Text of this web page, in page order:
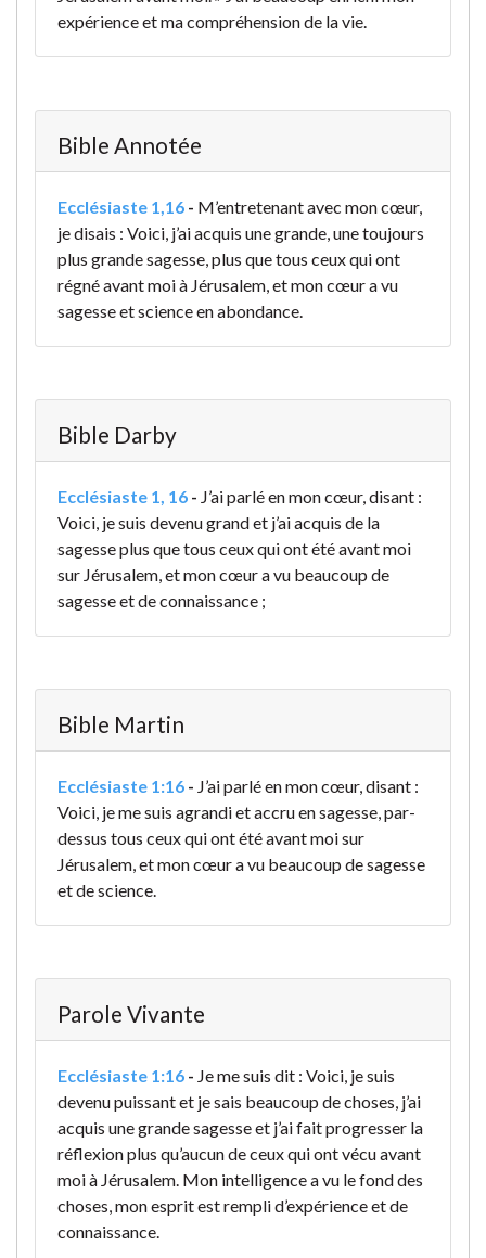
expérience et ma compréhension de la vie.
Bible Annotée
Ecclésiaste 1,16 - M’entretenant avec mon cœur,
je disais : Voici, j’ai acquis une grande, une toujours
plus grande sagesse, plus que tous ceux qui ont
régné avant moi à Jérusalem, et mon cœur a vu
sagesse et science en abondance.
Bible Darby
Ecclésiaste 1, 16 - J’ai parlé en mon cœur, disant :
Voici, je suis devenu grand et j’ai acquis de la
sagesse plus que tous ceux qui ont été avant moi
sur Jérusalem, et mon cœur a vu beaucoup de
sagesse et de connaissance ;
Bible Martin
Ecclésiaste 1:16 - J’ai parlé en mon cœur, disant :
Voici, je me suis agrandi et accru en sagesse, par-
dessus tous ceux qui ont été avant moi sur
Jérusalem, et mon cœur a vu beaucoup de sagesse
et de science.
Parole Vivante
Ecclésiaste 1:16 - Je me suis dit : Voici, je suis
devenu puissant et je sais beaucoup de choses, j’ai
acquis une grande sagesse et j’ai fait progresser la
réflexion plus qu’aucun de ceux qui ont vécu avant
moi à Jérusalem. Mon intelligence a vu le fond des
choses, mon esprit est rempli d’expérience et de
connaissance.